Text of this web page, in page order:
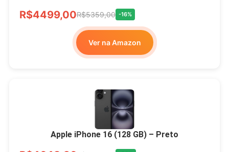
R$4499,00R$5359,00 -16%
Ver na Amazon
Apple iPhone 16 (128 GB) – Preto